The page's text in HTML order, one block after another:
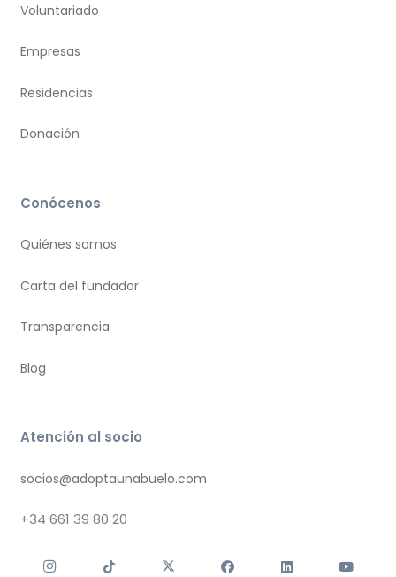
Voluntariado
Empresas
Residencias
Donación
Conócenos
Quiénes somos
Carta del fundador
Transparencia
Blog
Atención al socio
socios@adoptaunabuelo.com
+34 661 39 80 20